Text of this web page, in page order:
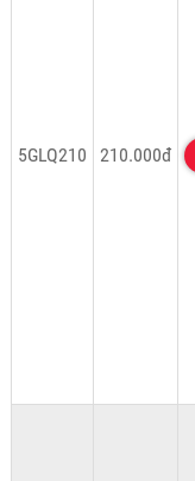
5GLQ210 210.000đ